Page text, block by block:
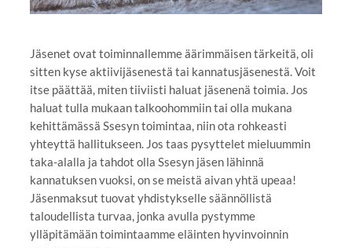
Jäsenet ovat toiminnallemme äärimmäisen tärkeitä, oli
sitten kyse aktiivijäsenestä tai kannatusjäsenestä. Voit
itse päättää, miten tiiviisti haluat jäsenenä toimia. Jos
haluat tulla mukaan talkoohommiin tai olla mukana
kehittämässä Ssesyn toimintaa, niin ota rohkeasti
yhteyttä hallitukseen. Jos taas pysyttelet mieluummin
taka-alalla ja tahdot olla Ssesyn jäsen lähinnä
kannatuksen vuoksi, on se meistä aivan yhtä upeaa!
Jäsenmaksut tuovat yhdistykselle säännöllistä
taloudellista turvaa, jonka avulla pystymme
ylläpitämään toimintaamme eläinten hyvinvoinnin